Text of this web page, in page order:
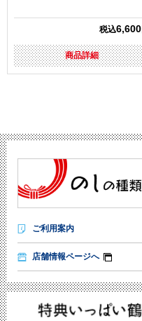
税込6,600
商品詳細
ご利用案内
店舗情報ページへ